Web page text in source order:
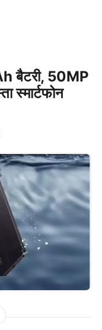
बैटरी, 50MP
स्मार्टफोन